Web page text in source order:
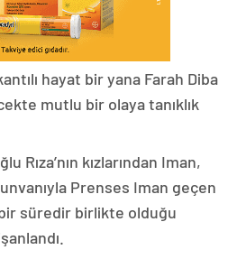
hayat bir yana Farah Diba
mutlu bir olaya tanıklık
Rıza’nın kızlarından Iman,
Prenses Iman geçen
süredir birlikte olduğu